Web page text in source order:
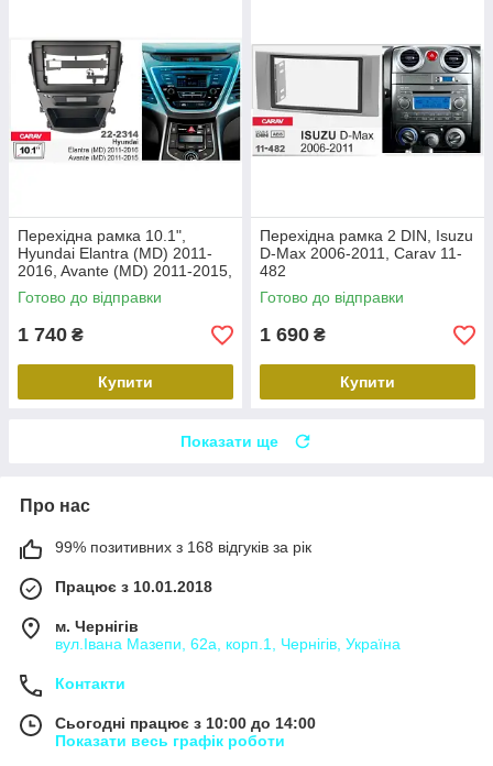
Перехідна рамка 10.1",
Hyundai Elantra (MD) 2011-
2016, Avante (MD) 2011-2015,
Carav 22-2314
Готово до відправки
1 740 ₴
Купити
Перехідна рамка 2 DIN, Isuzu
D-Max 2006-2011, Carav 11-
482
Готово до відправки
1 690 ₴
Купити
Показати ще
Про нас
99% позитивних з 168 відгуків за рік
Працює з 10.01.2018
м. Чернігів
вул.Івана Мазепи, 62а, корп.1, Чернігів, Україна
Контакти
Сьогодні працює з 10:00 до 14:00
Показати весь графік роботи